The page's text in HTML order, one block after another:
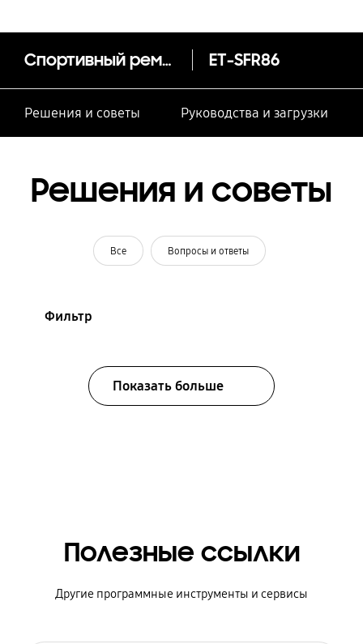
Спортивный ремешок Galaxy Watch4, S/M ET-SFR86
Решения и советы Руководства и загрузки
Решения и советы
Все Вопросы и ответы
Фильтр
Показать больше
Полезные ссылки
Другие программные инструменты и сервисы